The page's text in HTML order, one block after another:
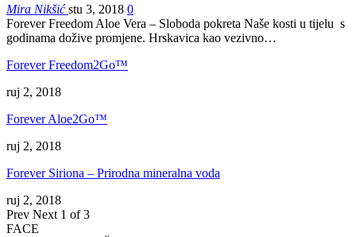
Mira Nikšićstu 3, 2018 0
Forever Freedom Aloe Vera – Sloboda pokreta Naše kosti u tijelu s
godinama dožive promjene. Hrskavica kao vezivno…
Forever Freedom2Go™
ruj 2, 2018
Forever Aloe2Go™
ruj 2, 2018
Forever Siriona – Prirodna mineralna voda
ruj 2, 2018
Prev Next 1 of 3
FACE